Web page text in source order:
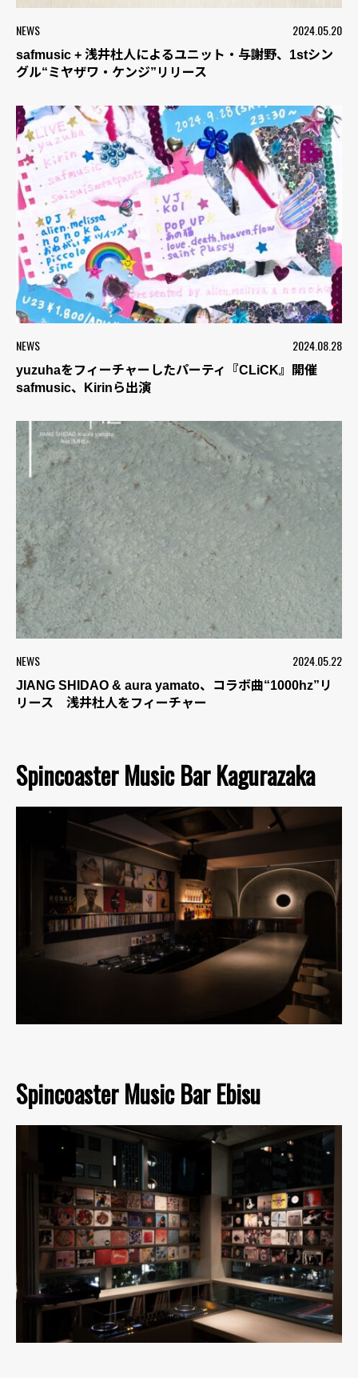
NEWS 2024.05.20
safmusic + 浅井杜人によるユニット・与謝野、1stシン
グル“ミヤザワ・ケンジ”リリース
NEWS 2024.08.28
yuzuhaをフィーチャーしたパーティ『CLiCK』開催
safmusic、Kirinら出演
NEWS 2024.05.22
JIANG SHIDAO & aura yamato、コラボ曲“1000hz”リ
リース 浅井杜人をフィーチャー
Spincoaster Music Bar Kagurazaka
Spincoaster Music Bar Ebisu